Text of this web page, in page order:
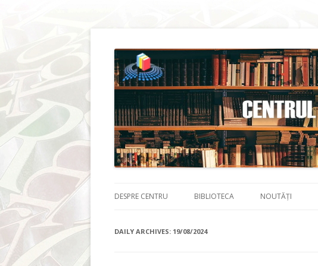
DESPRE CENTRU BIBLIOTECA NOUTĂȚI
DAILY ARCHIVES: 19/08/2024